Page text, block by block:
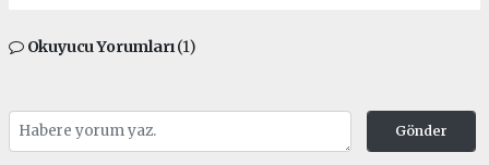
Okuyucu Yorumları(1)
Gönder